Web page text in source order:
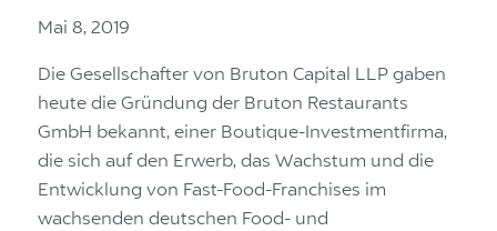
Mai 8, 2019
Die Gesellschafter von Bruton Capital LLP gaben
heute die Gründung der Bruton Restaurants
GmbH bekannt, einer Boutique-Investmentfirma,
die sich auf den Erwerb, das Wachstum und die
Entwicklung von Fast-Food-Franchises im
wachsenden deutschen Food- und